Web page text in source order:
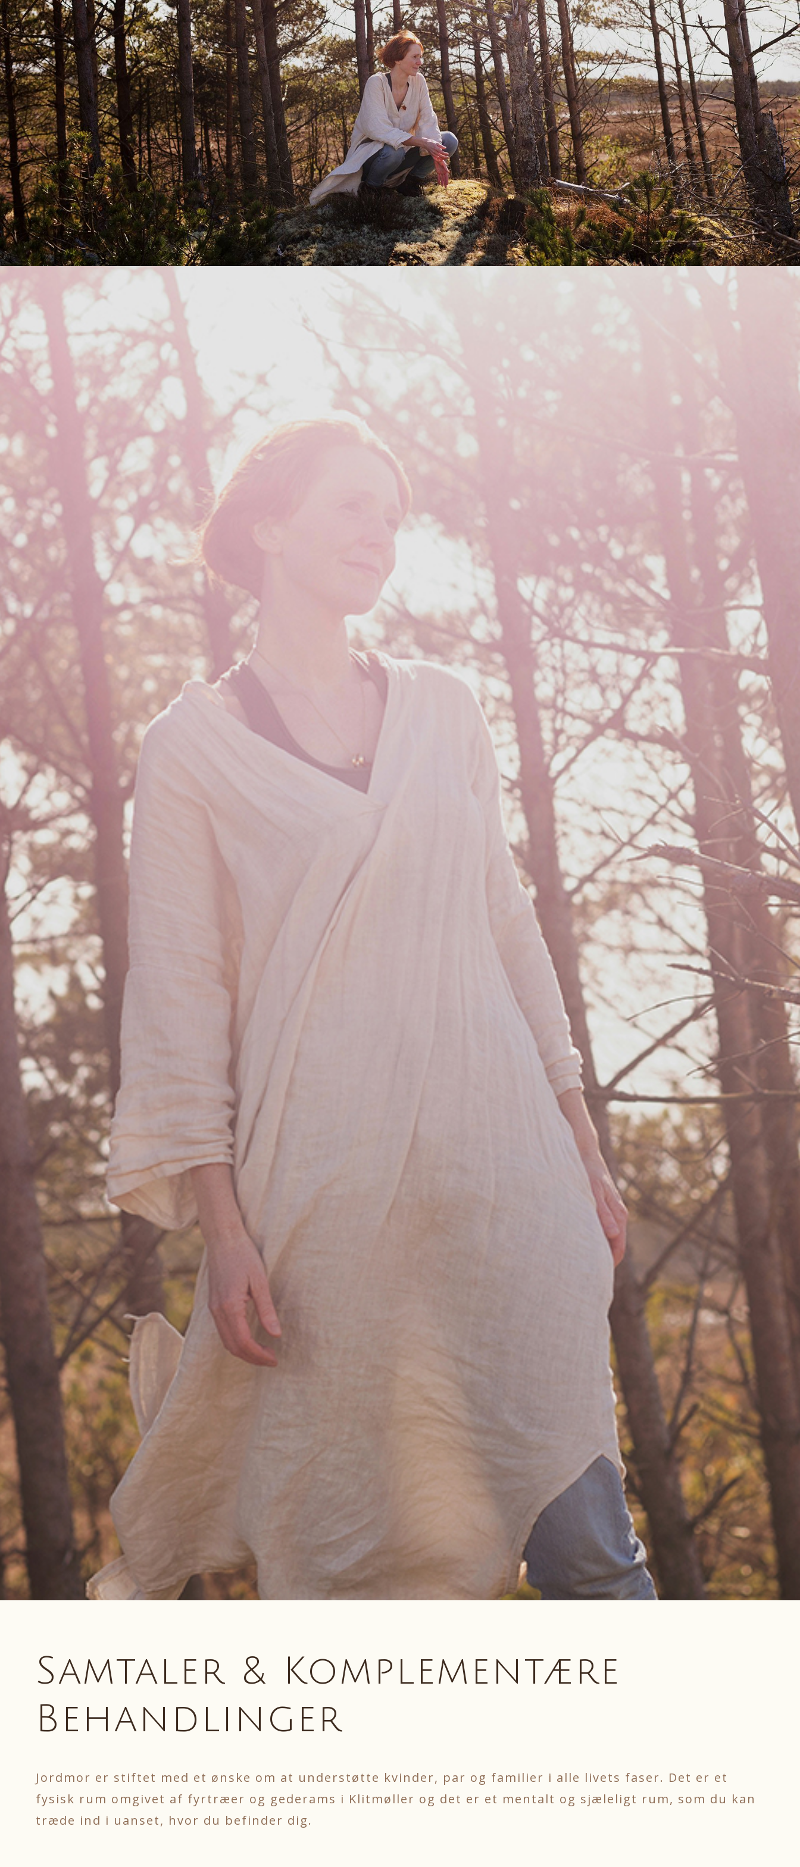
Samtaler & Komplementære
Behandlinger
Jordmor er stiftet med et ønske om at understøtte kvinder, par og familier i alle livets faser. Det er et
fysisk rum omgivet af fyrtræer og gederams i Klitmøller og det er et mentalt og sjæleligt rum, som du kan
træde ind i uanset, hvor du befinder dig.